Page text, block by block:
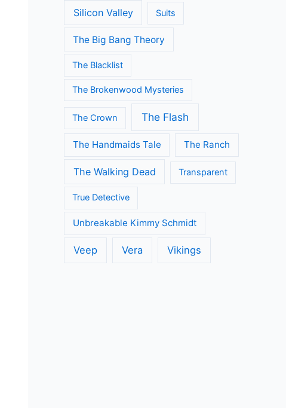
Silicon Valley Suits
The Big Bang Theory
The Blacklist
The Brokenwood Mysteries
The Crown The Flash
The Handmaids Tale The Ranch
The Walking Dead Transparent
True Detective
Unbreakable Kimmy Schmidt
Veep Vera Vikings